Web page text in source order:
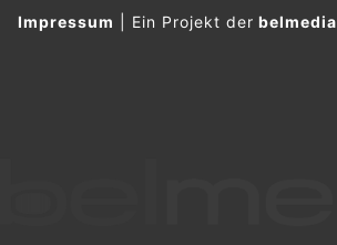
Impressum Ein Projekt derbelmedia